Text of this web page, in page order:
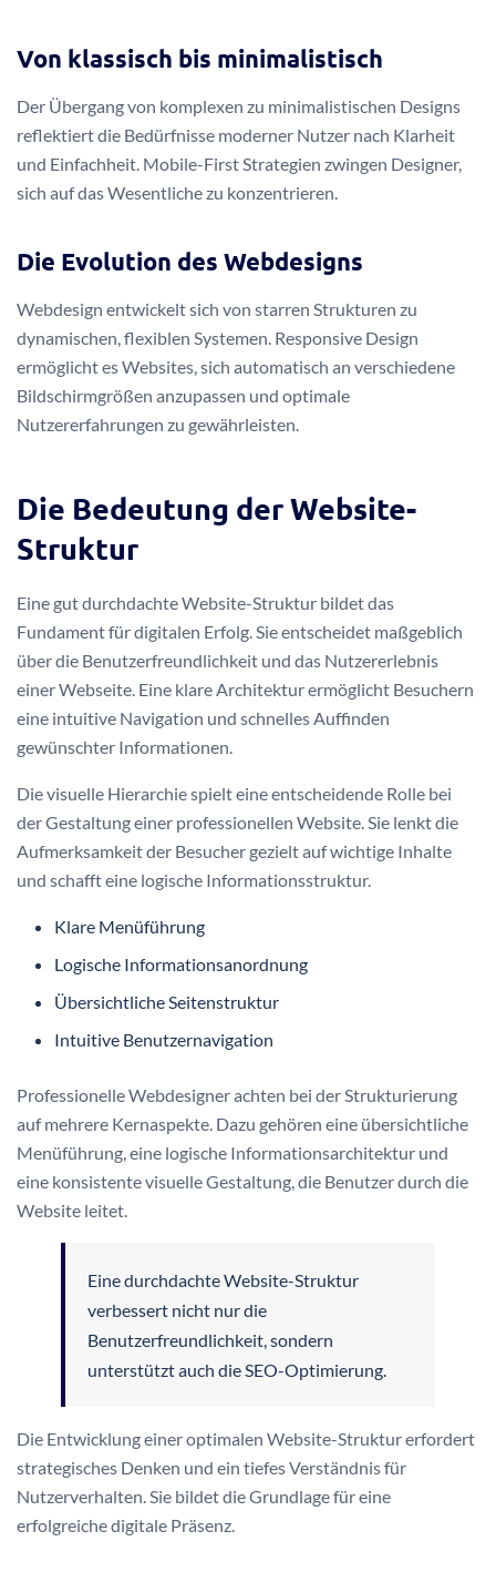
Von klassisch bis minimalistisch
Der Übergang von komplexen zu minimalistischen Designs
reflektiert die Bedürfnisse moderner Nutzer nach Klarheit
und Einfachheit. Mobile-First Strategien zwingen Designer,
sich auf das Wesentliche zu konzentrieren.
Die Evolution des Webdesigns
Webdesign entwickelt sich von starren Strukturen zu
dynamischen, flexiblen Systemen. Responsive Design
ermöglicht es Websites, sich automatisch an verschiedene
Bildschirmgrößen anzupassen und optimale
Nutzererfahrungen zu gewährleisten.
Die Bedeutung der Website-
Struktur
Eine gut durchdachte Website-Struktur bildet das
Fundament für digitalen Erfolg. Sie entscheidet maßgeblich
über die Benutzerfreundlichkeit und das Nutzererlebnis
einer Webseite. Eine klare Architektur ermöglicht Besuchern
eine intuitive Navigation und schnelles Auffinden
gewünschter Informationen.
Die visuelle Hierarchie spielt eine entscheidende Rolle bei
der Gestaltung einer professionellen Website. Sie lenkt die
Aufmerksamkeit der Besucher gezielt auf wichtige Inhalte
und schafft eine logische Informationsstruktur.
Klare Menüführung
Logische Informationsanordnung
Übersichtliche Seitenstruktur
Intuitive Benutzernavigation
Professionelle Webdesigner achten bei der Strukturierung
auf mehrere Kernaspekte. Dazu gehören eine übersichtliche
Menüführung, eine logische Informationsarchitektur und
eine konsistente visuelle Gestaltung, die Benutzer durch die
Website leitet.
Eine durchdachte Website-Struktur
verbessert nicht nur die
Benutzerfreundlichkeit, sondern
unterstützt auch die SEO-Optimierung.
Die Entwicklung einer optimalen Website-Struktur erfordert
strategisches Denken und ein tiefes Verständnis für
Nutzerverhalten. Sie bildet die Grundlage für eine
erfolgreiche digitale Präsenz.